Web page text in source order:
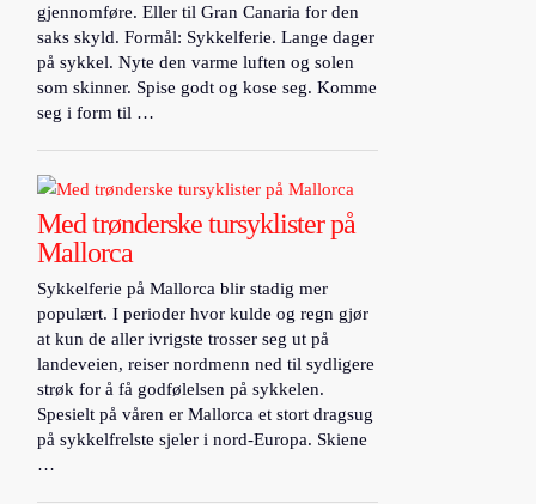
gjennomføre. Eller til Gran Canaria for den
saks skyld. Formål: Sykkelferie. Lange dager
på sykkel. Nyte den varme luften og solen
som skinner. Spise godt og kose seg. Komme
seg i form til …
Med trønderske tursyklister på
Mallorca
Sykkelferie på Mallorca blir stadig mer
populært. I perioder hvor kulde og regn gjør
at kun de aller ivrigste trosser seg ut på
landeveien, reiser nordmenn ned til sydligere
strøk for å få godfølelsen på sykkelen.
Spesielt på våren er Mallorca et stort dragsug
på sykkelfrelste sjeler i nord-Europa. Skiene
…